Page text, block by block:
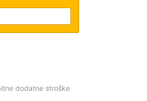
dodatne stroške